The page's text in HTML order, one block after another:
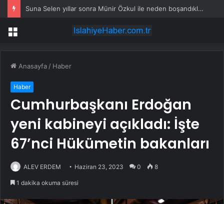
Suna Selen yıllar sonra Münir Özkul ile neden boşandıklarını anlattı: Taze kana ihtiyacım var dedi
Menü
Anasayfa / Haber
Haber
Cumhurbaşkanı Erdoğan
yeni kabineyi açıkladı: İşte
67’nci Hükümetin bakanları
ALEV ERDEM Haziran 23, 2023 0 8
1 dakika okuma süresi